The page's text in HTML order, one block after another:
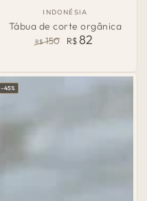
País
de
Origem:
INDONÉSIA
Tábua de corte orgânica
R$ 150
venda
R$ 82
–45%